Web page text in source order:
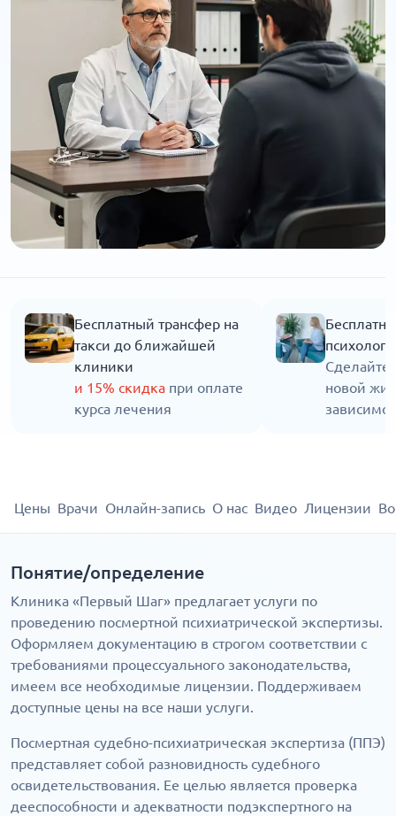
Бесплатный трансфер на
такси до ближайшей
клиники
и 15% скидка при оплате
курса лечения
психолога
Сделайте
новой
Цены Врачи Онлайн-запись О нас Видео Лицензии
Понятие/определение
Клиника «Первый Шаг» предлагает услуги по
проведению посмертной психиатрической экспертизы.
Оформляем документацию в строгом соответствии с
требованиями процессуального законодательства,
имеем все необходимые лицензии. Поддерживаем
доступные цены на все наши услуги.
Посмертная судебно-психиатрическая экспертиза (ППЭ)
представляет собой разновидность судебного
освидетельствования. Ее целью является проверка
дееспособности и адекватности подэкспертного на